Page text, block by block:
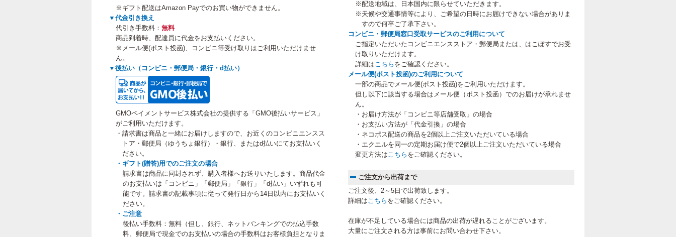
※ギフト配送はAmazon Payでのお買い物ができません。
▼代金引き換え
代引き手数料： 無料
商品到着時、配達員に代金をお支払いください。
※メール便(ポスト投函)、コンビニ等受け取りはご利用いただけませ
ん。
▼後払い（コンビニ・郵便局・銀行・d払い）
GMOペイメントサービス株式会社の提供する「GMO後払いサービス」
がご利用いただけます。
・請求書は商品と一緒にお届けしますので、お近くのコンビニエンスス
トア・郵便局（ゆうちょ銀行）・銀行、またはd払いにてお支払いく
ださい。
・ギフト(贈答)用でのご注文の場合
請求書は商品に同封されず、購入者様へお送りいたします。商品代金
のお支払いは「コンビニ」「郵便局」「銀行」「d払い」いずれも可
能です。請求書の記載事項に従って発行日から14日以内にお支払いく
ださい。
・ご注意
後払い手数料：無料（但し、銀行、ネットバンキングでの払込手数
料、郵便局で現金でのお支払いの場合の手数料はお客様負担となりま
※配送地域は、日本国内に限らせていただきます。
※天候や交通事情等により、ご希望の日時にお届けできない場合がありま
すので何卒ご了承下さい。
コンビニ・郵便局窓口受取サービスのご利用について
ご指定いただいたコンビニエンスストア・郵便局または、はこぽすでお受
け取りいただけます。
詳細はこちら をご確認ください。
メール便(ポスト投函)のご利用について
一部の商品でメール便(ポスト投函)をご利用いただけます。
但し以下に該当する場合はメール便（ポスト投函）でのお届けが承れませ
ん。
・お届け方法が「コンビニ等店舗受取」の場合
・お支払い方法が「代金引換」の場合
・ネコポス配送の商品を2個以上ご注文いただいている場合
・エクエルを同一の定期お届け便で2個以上ご注文いただいている場合
変更方法はこちら をご確認ください。
ご注文から出荷まで
ご注文後、2～5日で出荷致します。
詳細はこちら をご確認ください。
在庫が不足している場合には商品の出荷が遅れることがございます。
大量にご注文される方は事前にお問い合わせ下さい。